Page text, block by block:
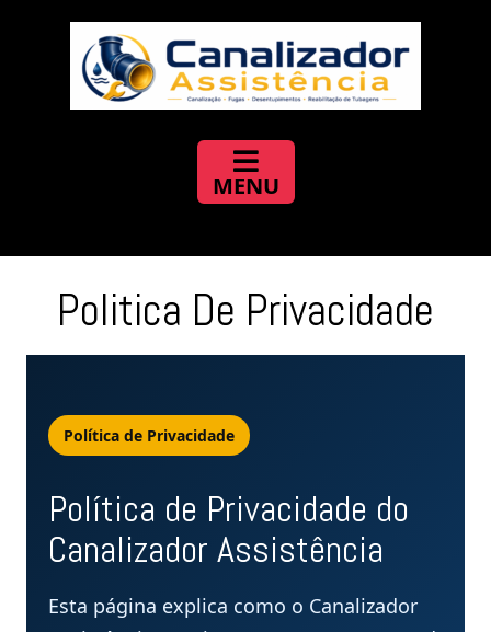
Politica De Privacidade
Política de Privacidade
Política de Privacidade do
Canalizador Assistência
Esta página explica como o Canalizador